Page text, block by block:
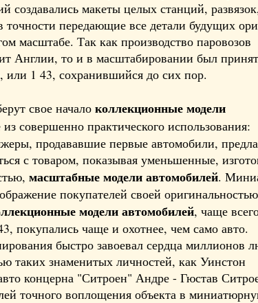
создавались макеты целых станций,
точности передающие все детали будущих
масштабе. Так как производство паровозов
Англии, то и в масштабировании был принят
или 1 43, сохранившийся до сих пор.
свое начало коллекционные модели
совершенно практического использования:
продававшие первые автомобили,
с товаром, показывая уменьшенные,
масштабные модели автомобилей.
покупателей своей
модели автомобилей, чаще
покупались чаще и охотнее, чем само авто.
быстро завоевал сердца миллионов
таких знаменитых личностей, как Уинстон
концерна "Ситроен" Андре - Гюстав
точного воплощения объекта в